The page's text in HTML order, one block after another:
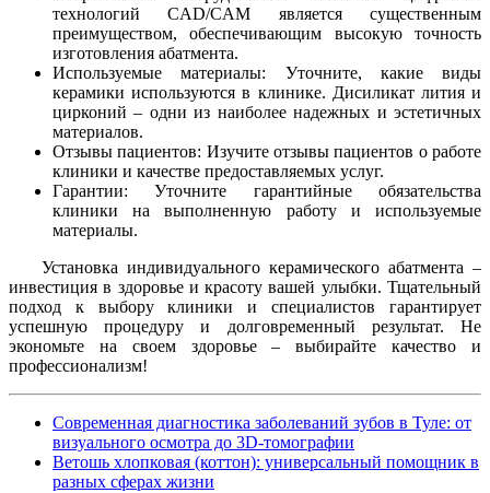
технологий CAD/CAM является существенным
преимуществом, обеспечивающим высокую точность
изготовления абатмента.
Используемые материалы: Уточните, какие виды
керамики используются в клинике. Дисиликат лития и
цирконий – одни из наиболее надежных и эстетичных
материалов.
Отзывы пациентов: Изучите отзывы пациентов о работе
клиники и качестве предоставляемых услуг.
Гарантии: Уточните гарантийные обязательства
клиники на выполненную работу и используемые
материалы.
Установка индивидуального керамического абатмента –
инвестиция в здоровье и красоту вашей улыбки. Тщательный
подход к выбору клиники и специалистов гарантирует
успешную процедуру и долговременный результат. Не
экономьте на своем здоровье – выбирайте качество и
профессионализм!
Современная диагностика заболеваний зубов в Туле: от
визуального осмотра до 3D-томографии
Ветошь хлопковая (коттон): универсальный помощник в
разных сферах жизни